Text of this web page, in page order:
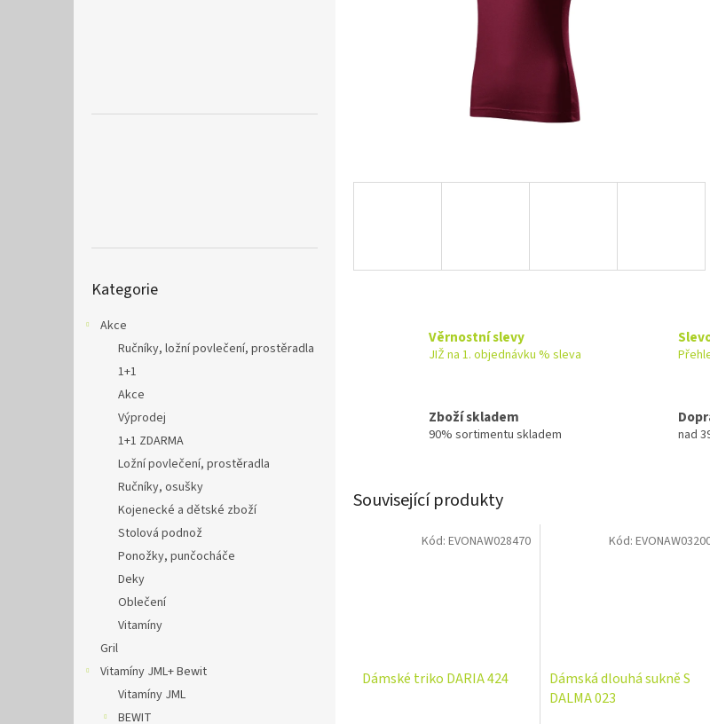
kategorie
Kategorie
Akce
Ručníky, ložní povlečení, prostěradla
1+1
Akce
Výprodej
1+1 ZDARMA
Ložní povlečení, prostěradla
Ručníky, osušky
Kojenecké a dětské zboží
Stolová podnož
Ponožky, punčocháče
Deky
Oblečení
Vitamíny
Gril
Vitamíny JML+ Bewit
Vitamíny JML
BEWIT
Věrnostní slevy
JIŽ na 1. objednávku % sleva
Zboží skladem
90% sortimentu skladem nad
Související produkty
Dámské triko DARIA 424
Kód: EVONAW028470
Dámská dlouhá sukně S
DALMA 023
Kód: